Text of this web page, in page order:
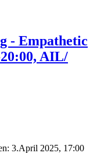
- Empathetic
AIL/